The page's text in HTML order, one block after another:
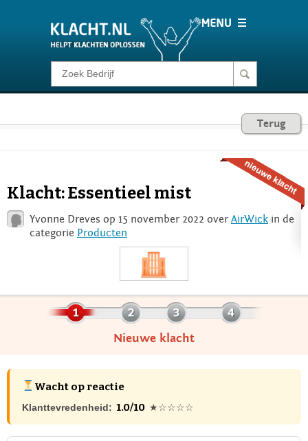
Klacht melden
Consumentenrecht Terug
Klacht: Essentieel mist
Yvonne Dreves op 15 november 2022 overAirWick in de
categorie Producten
Nieuwe klacht
Wacht op reactie
Klanttevredenheid: 1.0/10 ★☆☆☆☆